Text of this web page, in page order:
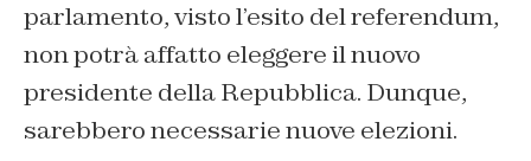
parlamento, visto l’esito del referendum,
non potrà affatto eleggere il nuovo
presidente della Repubblica. Dunque,
sarebbero necessarie nuove elezioni.